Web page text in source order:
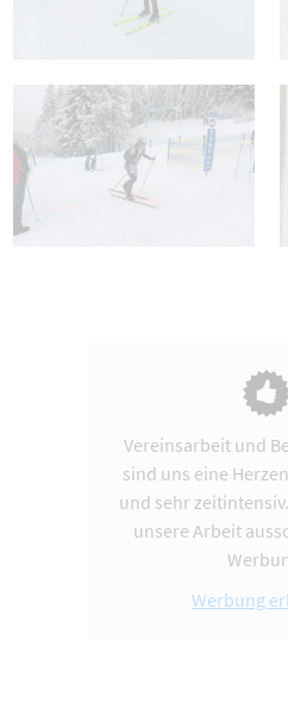
Vereinsarbeit und
sind uns eine
und sehr
unsere Arbeit
Werbung